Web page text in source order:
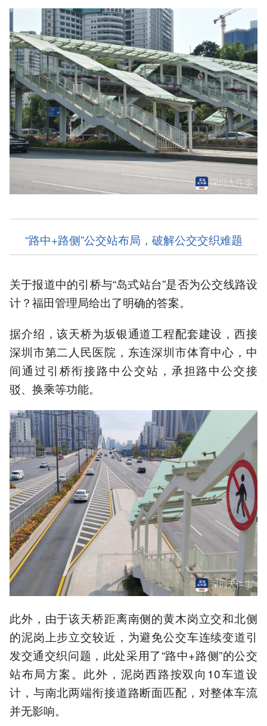
“路中+路侧”公交站布局，破解公交交织难题
关于报道中的引桥与“岛式站台”是否为公交线路设
计？福田管理局给出了明确的答案。
据介绍，该天桥为坂银通道工程配套建设，西接
深圳市第二人民医院，东连深圳市体育中心，中
间通过引桥衔接路中公交站，承担路中公交接
驳、换乘等功能。
此外，由于该天桥距离南侧的黄木岗立交和北侧
的泥岗上步立交较近，为避免公交车连续变道引
发交通交织问题，此处采用了“路中+路侧”的公交
站布局方案。此外，泥岗西路按双向10车道设
计，与南北两端衔接道路断面匹配，对整体车流
并无影响。